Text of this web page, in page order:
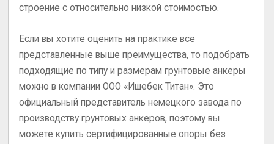
строение с относительно низкой стоимостью.
Если вы хотите оценить на практике все
представленные выше преимущества, то подобрать
подходящие по типу и размерам грунтовые анкеры
можно в компании ООО «Ишебек Титан». Это
официальный представитель немецкого завода по
производству грунтовых анкеров, поэтому вы
можете купить сертифицированные опоры без